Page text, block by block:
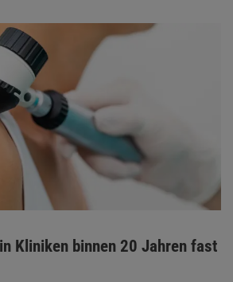
Kliniken binnen 20 Jahren fast